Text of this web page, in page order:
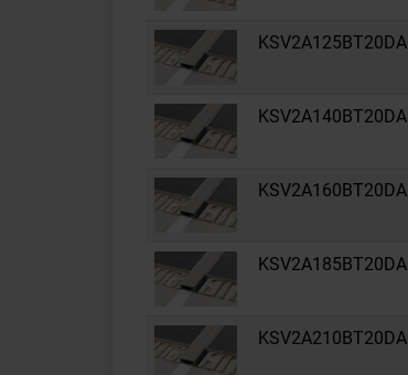
KSV2A125BT20DA
KSV2A140BT20DA
KSV2A160BT20DA
KSV2A185BT20DA
KSV2A210BT20DA